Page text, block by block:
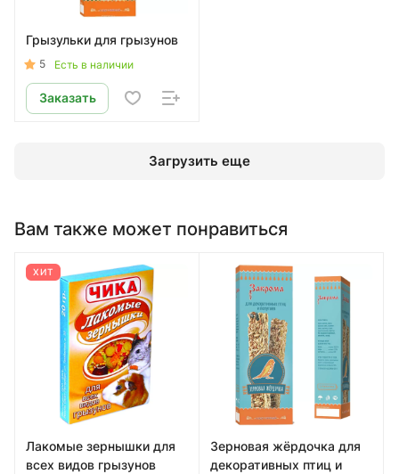
Грызульки для грызунов
5 Есть в наличии
Заказать
Загрузить еще
Вам также может понравиться
ХИТ
Лакомые зернышки для
всех видов грызунов
Зерновая жёрдочка для
декоративных птиц и